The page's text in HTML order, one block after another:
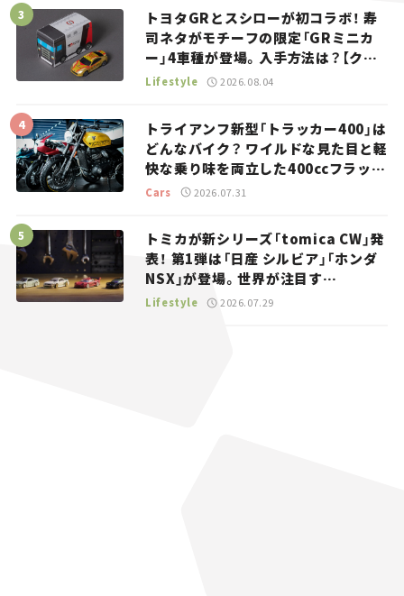
トヨタGRとスシローが初コラボ！ 寿
司ネタがモチーフの限定「GRミニカ
ー」4車種が登場。入手方法は？【クル
マとホビー】
Lifestyle 2026.08.04
トライアンフ新型「トラッカー400」は
どんなバイク？ ワイルドな見た目と軽
快な乗り味を両立した400ccフラット
トラッカー【試乗レビュー】
Cars 2026.07.31
トミカが新シリーズ「tomica CW」発
表！ 第1弾は「日産 シルビア」「ホンダ
NSX」が登場。世界が注目す
る“JDM”に焦点【クルマとホビー】
Lifestyle 2026.07.29